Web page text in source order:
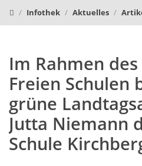
Schloss-Schule Kirchberg
Infothek Aktuelles
Im Rahmen
Freien Schulen
grüne
Jutta Niemann
Schule